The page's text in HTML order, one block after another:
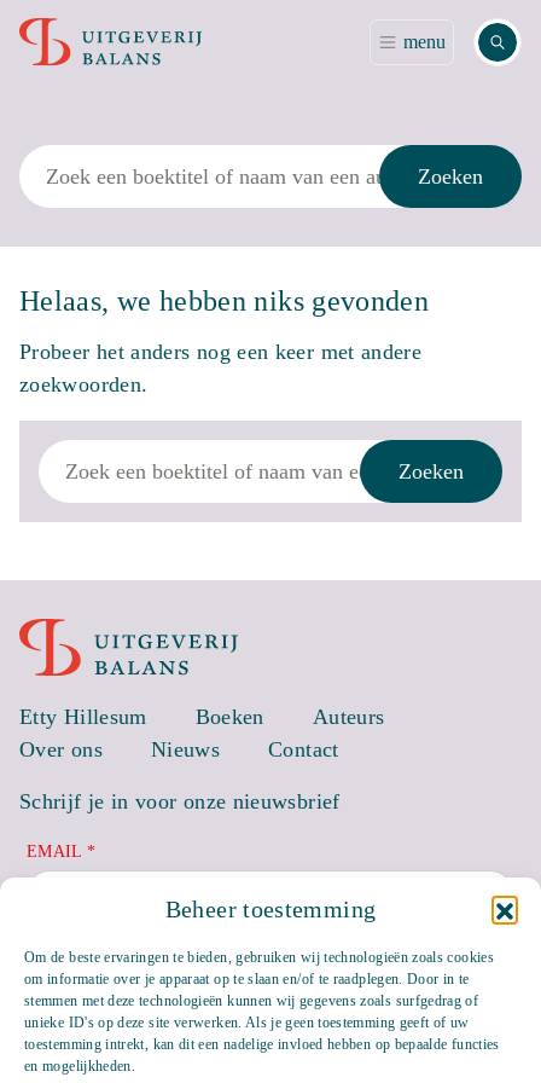
Beheer toestemming
Om de beste ervaringen te bieden, gebruiken wij technologieën zoals cookies
om informatie over je apparaat op te slaan en/of te raadplegen. Door in te
stemmen met deze technologieën kunnen wij gegevens zoals surfgedrag of
unieke ID's op deze site verwerken. Als je geen toestemming geeft of uw
toestemming intrekt, kan dit een nadelige invloed hebben op bepaalde functies
en mogelijkheden.
menu Zoek
Zoek
Zoeken
Helaas, we hebben niks gevonden
Probeer het anders nog een keer met andere
zoekwoorden.
Zoek
Zoeken
Etty Hillesum Boeken
Auteurs
Over ons
Nieuws Contact
Schrijf je in voor onze nieuwsbrief
EMAIL *